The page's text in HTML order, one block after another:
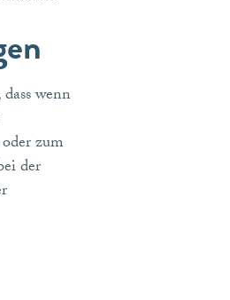
wenn
zum
der